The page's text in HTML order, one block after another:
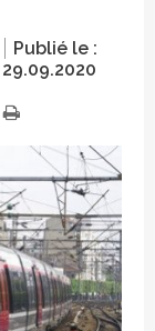
Publié le :
29.09.2020